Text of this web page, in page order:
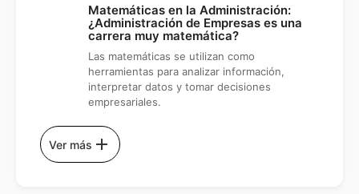
Matemáticas en la Administración:
¿Administración de Empresas es una
carrera muy matemática?
Las matemáticas se utilizan como
herramientas para analizar información,
interpretar datos y tomar decisiones
empresariales.
Ver más add